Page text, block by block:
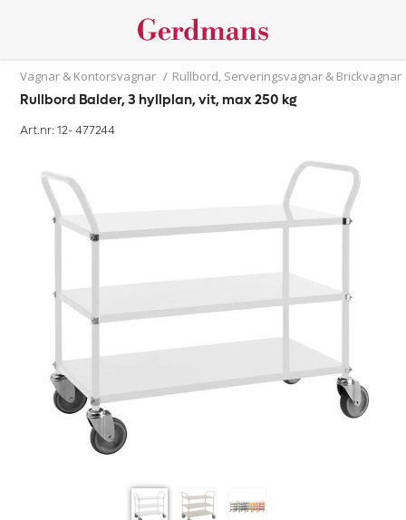
Vagnar & Kontorsvagnar / Rullbord, Serveringsvagnar & Brickvagnar
Rullbord Balder, 3 hyllplan, vit, max 250 kg
Art.nr: 12-477244